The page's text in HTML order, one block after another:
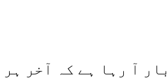
آ رہا ہے کہ آخر